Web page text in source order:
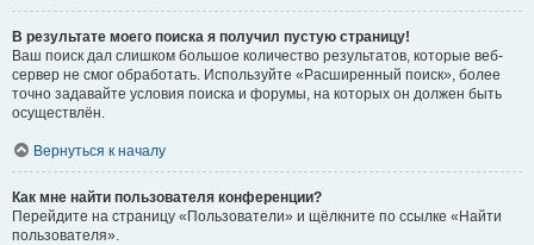
В результате моего поиска я получил пустую страницу!
Ваш поиск дал слишком большое количество результатов, которые веб-
сервер не смог обработать. Используйте «Расширенный поиск», более
точно задавайте условия поиска и форумы, на которых он должен быть
осуществлён.
Вернуться к началу
Как мне найти пользователя конференции?
Перейдите на страницу «Пользователи» и щёлкните по ссылке «Найти
пользователя».